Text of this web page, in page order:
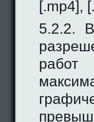
[.mp4],
5.2.2.